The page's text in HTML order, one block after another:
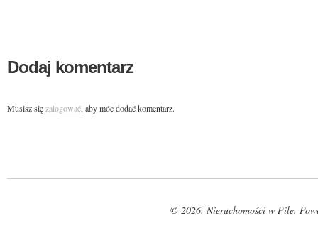
Dodaj komentarz
Musisz sięzalogować, aby móc dodać komentarz.
© 2026. Nieruchomości w Pile.